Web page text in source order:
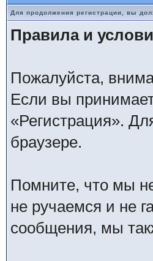
Для продолжения регистрации, вы
Правила и
Пожалуйста,
Если вы
«Регистрация».
браузере.
Помните, что мы
не ручаемся и не
сообщения, мы